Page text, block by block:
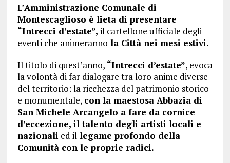
L’Amministrazione Comunale di
Montescaglioso è lieta di presentare
“Intrecci d’estate”, il cartellone ufficiale degli
eventi che animeranno la Città nei mesi estivi.
Il titolo di quest’anno, “Intrecci d’estate”, evoca
la volontà di far dialogare tra loro anime diverse
del territorio: la ricchezza del patrimonio storico
e monumentale, con la maestosa Abbazia di
San Michele Arcangelo a fare da cornice
d’eccezione, il talento degli artisti locali e
nazionali ed illegame profondo della
Comunità con le proprie radici.